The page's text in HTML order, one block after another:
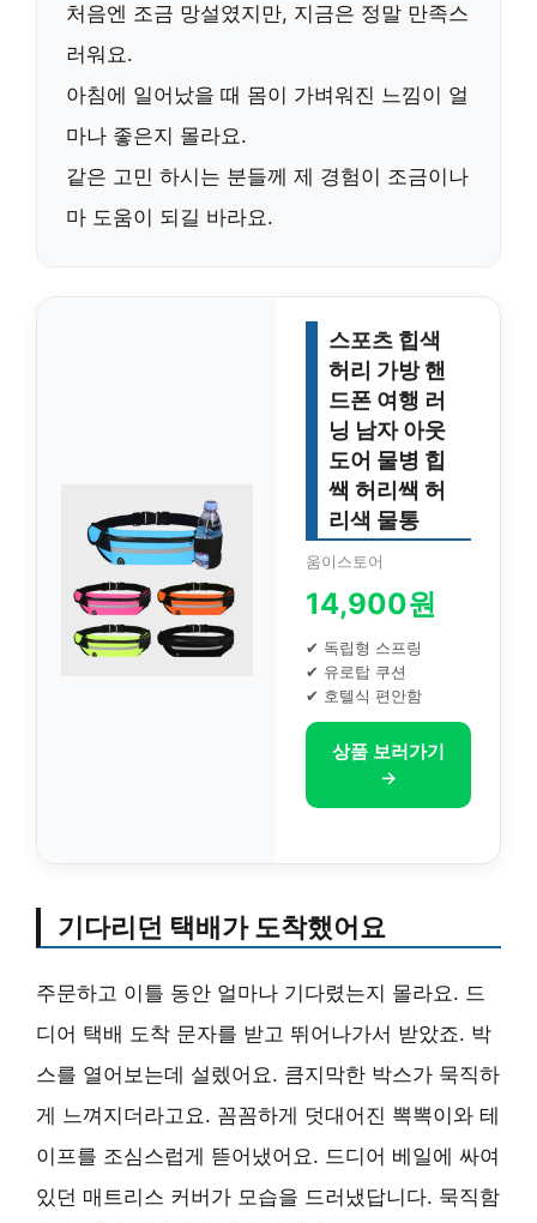
처음엔 조금 망설였지만, 지금은 정말 만족스
러워요.
아침에 일어났을 때 몸이 가벼워진 느낌이 얼
마나 좋은지 몰라요.
같은 고민 하시는 분들께 제 경험이 조금이나
마 도움이 되길 바라요.
스포츠 힙색
허리 가방 핸
드폰 여행 러
닝 남자 아웃
도어 물병 힙
쌕 허리쌕 허
리색 물통
움이스토어
14,900원
✔ 독립형 스프링
✔ 유로탑 쿠션
✔ 호텔식 편안함
상품 보러가기
→
기다리던 택배가 도착했어요
주문하고 이틀 동안 얼마나 기다렸는지 몰라요. 드
디어 택배 도착 문자를 받고 뛰어나가서 받았죠. 박
스를 열어보는데 설렜어요. 큼지막한 박스가 묵직하
게 느껴지더라고요. 꼼꼼하게 덧대어진 뽁뽁이와 테
이프를 조심스럽게 뜯어냈어요. 드디어 베일에 싸여
있던 매트리스 커버가 모습을 드러냈답니다. 묵직함